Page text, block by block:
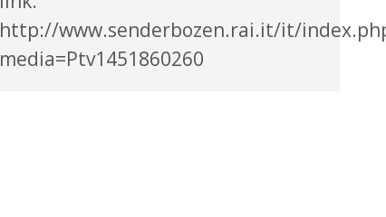
http://www.senderbozen.rai.it/it/
media=Ptv1451860260​